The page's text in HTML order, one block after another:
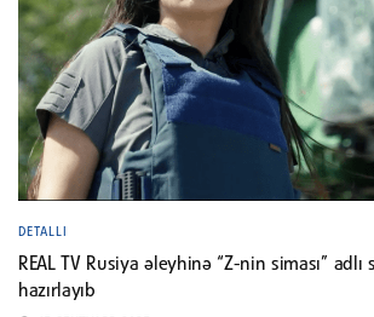
DETALLI
REAL TV Rusiya əleyhinə “Z-nin siması”
hazırlayıb